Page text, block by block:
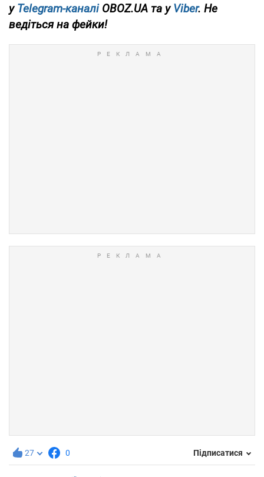
уTelegram-каналіOBOZ.UA та уViber. Не
ведіться на фейки!
27 0 Підписатися